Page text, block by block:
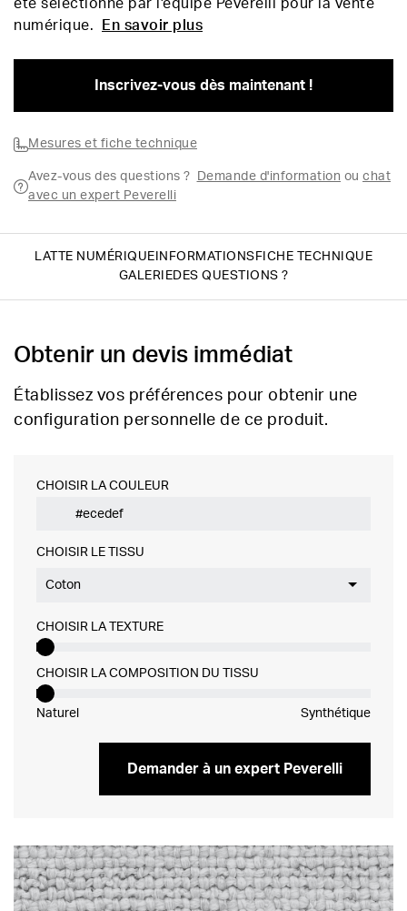
été sélectionné par l'équipe Peverelli pour la vente
numérique.
En savoir plus
Inscrivez-vous dès maintenant !
Mesures et fiche technique
Avez-vous des questions ? Demande d'information ou chat
avec un expert Peverelli
LATTE NUMÉRIQUE INFORMATIONS FICHE TECHNIQUE
GALERIEDES QUESTIONS ?
Obtenir un devis immédiat
Établissez vos préférences pour obtenir une
configuration personnelle de ce produit.
CHOISIR LA COULEUR
CHOISIR LE TISSU
Coton
CHOISIR LA TEXTURE
CHOISIR LA COMPOSITION DU TISSU
Naturel Synthétique
Demander à un expert Peverelli